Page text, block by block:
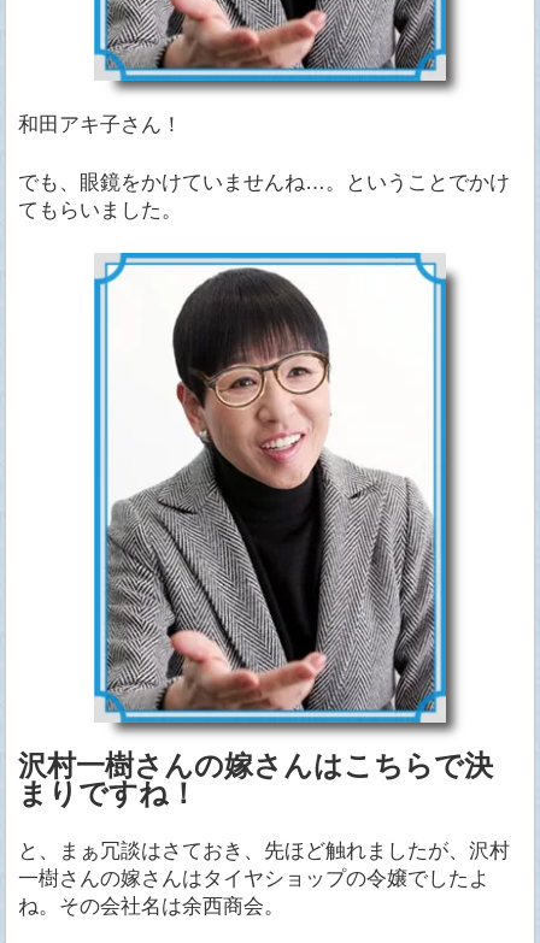
和田アキ子さん！
でも、眼鏡をかけていませんね…。ということでかけ
てもらいました。
沢村一樹さんの嫁さんはこちらで決
まりですね！
と、まぁ冗談はさておき、先ほど触れましたが、沢村
一樹さんの嫁さんはタイヤショップの令嬢でしたよ
ね。その会社名は余西商会。